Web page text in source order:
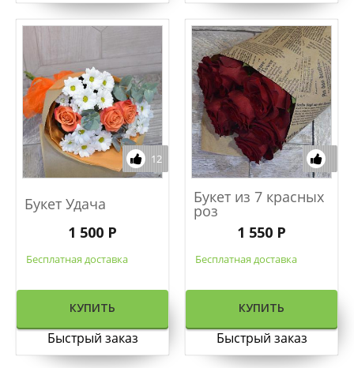
12
Букет Удача
1 500 Р
Бесплатная доставка
КУПИТЬ
Быстрый заказ
Букет из 7 красных
роз
1 550 Р
Бесплатная доставка
КУПИТЬ
Быстрый заказ